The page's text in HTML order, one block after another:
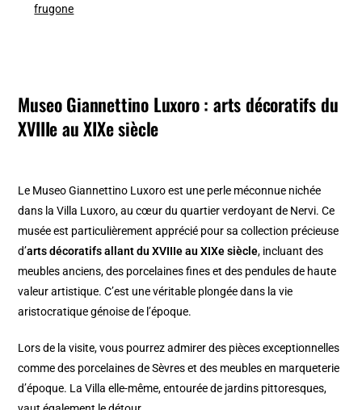
frugone
Museo Giannettino Luxoro :arts décoratifs du
XVIIIe au XIXe siècle
Le Museo Giannettino Luxoro est une perle méconnue nichée
dans la Villa Luxoro, au cœur du quartier verdoyant de Nervi. Ce
musée est particulièrement apprécié pour sa collection précieuse
d’arts décoratifs allant du XVIIIe au XIXe siècle, incluant des
meubles anciens, des porcelaines fines et des pendules de haute
valeur artistique. C’est une véritable plongée dans la vie
aristocratique génoise de l’époque.
Lors de la visite, vous pourrez admirer des pièces exceptionnelles
comme des porcelaines de Sèvres et des meubles en marqueterie
d’époque. La Villa elle-même, entourée de jardins pittoresques,